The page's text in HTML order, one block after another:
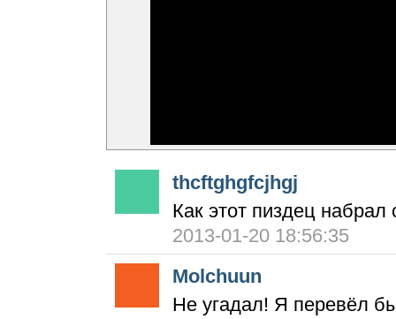
thcftghgfcjhgj
Как этот пиздец набрал
2013-01-20 18:56:35
Molchuun
Не угадал! Я перевёл